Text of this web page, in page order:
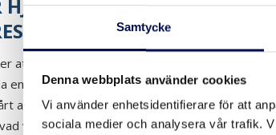
Samtycke
Denna webbplats använder cookies
Vi använder enhetsidentifierare för att
sociala medier och analysera vår trafik.
HJÄLP FRÅN ER NÄR JAG
DÖRRAR?
att dörrar är toppen, och är ganska stolta över
en hel massa lösningar, men vi förstår också att
att veta hur allt hänger ihop om du inte är
vi kan för att...